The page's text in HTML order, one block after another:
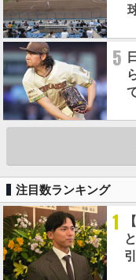
5
注目数ランキング
1